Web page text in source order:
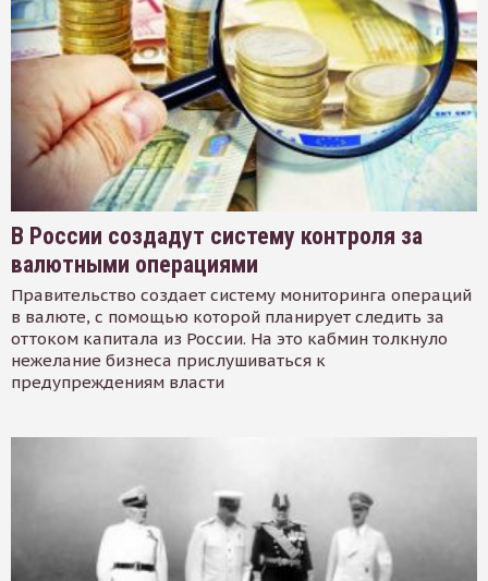
В России создадут систему контроля за
валютными операциями
Правительство создает систему мониторинга операций
в валюте, с помощью которой планирует следить за
оттоком капитала из России. На это кабмин толкнуло
нежелание бизнеса прислушиваться к
предупреждениям власти